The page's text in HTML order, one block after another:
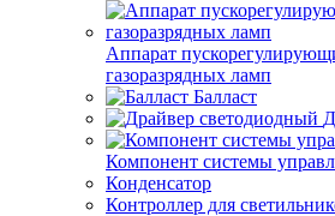
Аппарат
газоразрядных ламп
Балласт
Компонент системы
Конденсатор
Контроллер для